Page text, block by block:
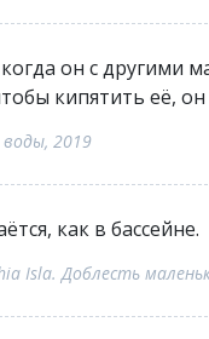
он с другими
кипятить её,
2019
как в бассейне.
Isla. Доблесть